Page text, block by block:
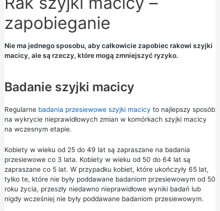
zapobieganie
Nie ma jednego sposobu, aby całkowicie zapobiec rakowi szyjki
macicy, ale są rzeczy, które mogą zmniejszyć ryzyko.
Badanie szyjki macicy
Regularne badania przesiewowe szyjki macicy to najlepszy sposób
na wykrycie nieprawidłowych zmian w komórkach szyjki macicy
na wczesnym etapie.
Kobiety w wieku od 25 do 49 lat są zapraszane na badania
przesiewowe co 3 lata. Kobiety w wieku od 50 do 64 lat są
zapraszane co 5 lat. W przypadku kobiet, które ukończyły 65 lat,
tylko te, które nie były poddawane badaniom przesiewowym od 50
roku życia, przeszły niedawno nieprawidłowe wyniki badań lub
nigdy wcześniej nie były poddawane badaniom przesiewowym.